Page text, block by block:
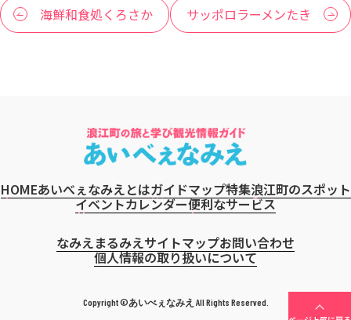
海鮮和食処くろさか サッポロラーメンたき
HOMEあいべぇなみえとはガイドマップ特集浪江町のスポット
イベントカレンダー便利なサービス
なみえまるみえサイトマップお問い合わせ
個人情報の取り扱いについて
Copyright ©あいべぇなみえ All Rights Reserved.